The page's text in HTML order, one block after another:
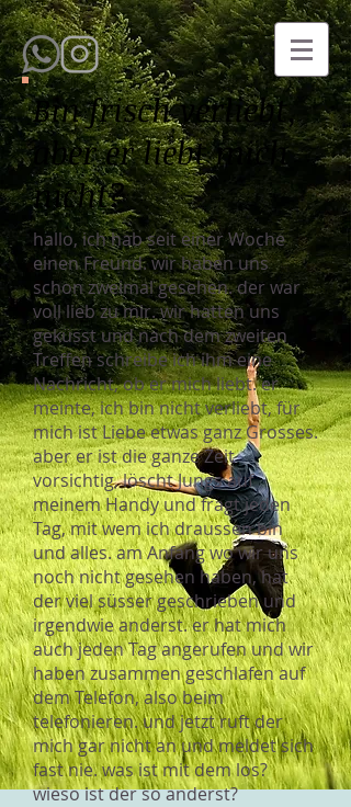
Bin frisch verliebt,
aber er liebt mich
nicht?
hallo, ich hab seit einer Woche
einen Freund. wir haben uns
schon zweimal gesehen. der war
voll lieb zu mir. wir hatten uns
geküsst und nach dem zweiten
Treffen schreibe ich ihm eine
Nachricht, ob er mich liebt. er
meinte, ich bin nicht verliebt, für
mich ist Liebe etwas ganz Grosses.
aber er ist die ganze Zeit
vorsichtig, löscht Jungs auf
meinem Handy und fragt jeden
Tag, mit wem ich draussen bin
und alles. am Anfang wo wir uns
noch nicht gesehen haben, hat
der viel süsser geschrieben und
irgendwie anderst. er hat mich
auch jeden Tag angerufen und wir
haben zusammen geschlafen auf
dem Telefon, also beim
telefonieren. und jetzt ruft der
mich gar nicht an und meldet sich
fast nie. was ist mit dem los?
wieso ist der so anderst?